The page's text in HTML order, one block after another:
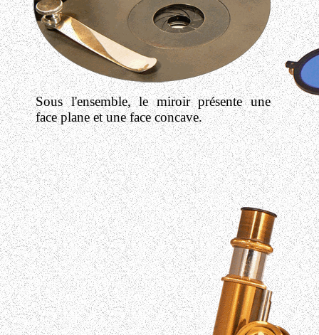
Sous l'ensemble, le miroir présente une
face plane et une face concave.